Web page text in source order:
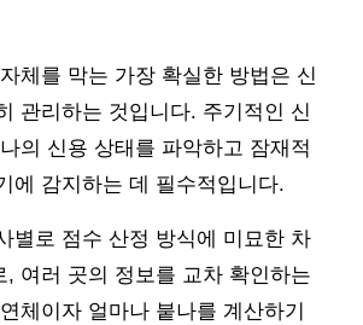
체를 막는 가장 확실한 방법은 신
관리하는 것입니다. 주기적인 신
의 신용 상태를 파악하고 잠재적
에 감지하는 데 필수적입니다.
별로 점수 산정 방식에 미묘한 차
, 여러 곳의 정보를 교차 확인하는
체이자 얼마나 붙나를 계산하기